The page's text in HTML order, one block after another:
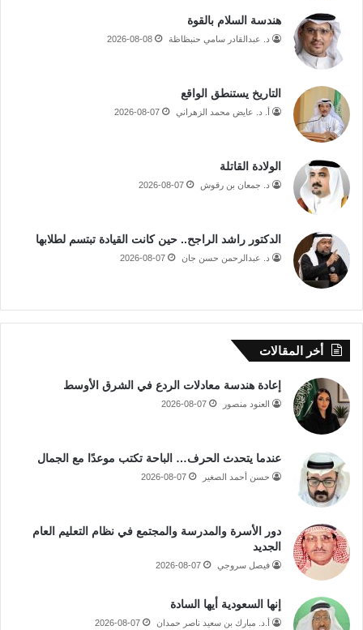
هندسة السلام بالقوة
د. عبدالقادر سامي حنبظاظة 2026-08-08
التاريخ يستنطق الواقع
أ. د. عايض محمد الزهراني 2026-08-07
الولادة القاتلة
د. جمعان بن رقوش 2026-08-07
الدكتور راشد الراجح.. حين كانت القيادة تبتسم لطلابها
د. عبدالرحمن حسن جان 2026-08-07
أخر المقالات
إعادة هندسة معادلات الردع في الشرق الأوسط
العنود منصور 2026-08-07
عندما يتحدث الحرف… الباحة تكتب موعدًا مع الجمال
حسن أحمد الصغير 2026-08-07
دور الأسرة والمدرسة والمجتمع في نظام التعليم العام
الجديد
فيصل سروجي 2026-08-07
إنها السعودية أيها السادة
أ.د. مبارك بن سعيد ناصر حمدان 2026-08-07